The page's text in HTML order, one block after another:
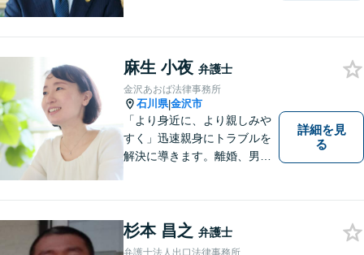
麻生 小夜 弁護士
金沢あおば法律事務所
石川県|金沢市
「より身近に、より親しみや
すく」迅速親身にトラブルを
解決に導きます。離婚、男女
にご相談ください。
詳細を見
る
杉本 昌之 弁護士
弁護士法人出口法律事務所